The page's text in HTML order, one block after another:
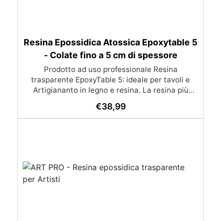
Resina Epossidica Atossica Epoxytable 5
- Colate fino a 5 cm di spessore
Prodotto ad uso professionale Resina
trasparente EpoxyTable 5: ideale per tavoli e
Artigiananto in legno e resina. La resina più
perfetta per colate di alto spessore fino a 5 cm.
Applicazioni Principali: Realizzazione di tavoli in
monete, pietre, ecc) Colate riempitive in
spessore dentro stampi e cassaforme
Caratteristiche principali: ✅ Bassissima
€38,99